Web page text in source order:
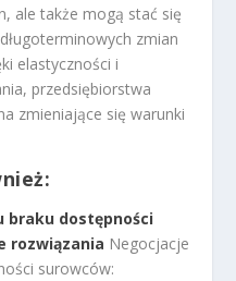
ale także mogą stać się
zmian
elastyczności i
przedsiębiorstwa
zmieniające się warunki
braku dostępności
rozwiązania Negocjacje
surowców: